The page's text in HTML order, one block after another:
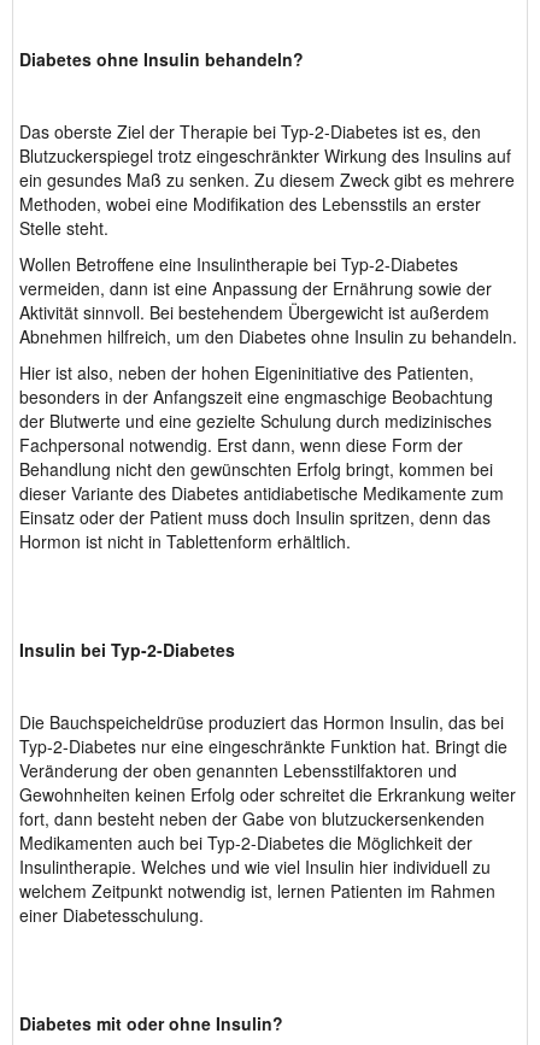
Diabetes ohne Insulin behandeln?
Das oberste Ziel der Therapie bei Typ-2-Diabetes ist es, den
Blutzuckerspiegel trotz eingeschränkter Wirkung des Insulins auf
ein gesundes Maß zu senken. Zu diesem Zweck gibt es mehrere
Methoden, wobei eine Modifikation des Lebensstils an erster
Stelle steht.
Wollen Betroffene eine Insulintherapie bei Typ-2-Diabetes
vermeiden, dann ist eine Anpassung der Ernährung sowie der
Aktivität sinnvoll. Bei bestehendem Übergewicht ist außerdem
Abnehmen hilfreich, um den Diabetes ohne Insulin zu behandeln.
Hier ist also, neben der hohen Eigeninitiative des Patienten,
besonders in der Anfangszeit eine engmaschige Beobachtung
der Blutwerte und eine gezielte Schulung durch medizinisches
Fachpersonal notwendig. Erst dann, wenn diese Form der
Behandlung nicht den gewünschten Erfolg bringt, kommen bei
dieser Variante des Diabetes antidiabetische Medikamente zum
Einsatz oder der Patient muss doch Insulin spritzen, denn das
Hormon ist nicht in Tablettenform erhältlich.
Insulin bei Typ-2-Diabetes
Die Bauchspeicheldrüse produziert das Hormon Insulin, das bei
Typ-2-Diabetes nur eine eingeschränkte Funktion hat. Bringt die
Veränderung der oben genannten Lebensstilfaktoren und
Gewohnheiten keinen Erfolg oder schreitet die Erkrankung weiter
fort, dann besteht neben der Gabe von blutzuckersenkenden
Medikamenten auch bei Typ-2-Diabetes die Möglichkeit der
Insulintherapie. Welches und wie viel Insulin hier individuell zu
welchem Zeitpunkt notwendig ist, lernen Patienten im Rahmen
einer Diabetesschulung.
Diabetes mit oder ohne Insulin?